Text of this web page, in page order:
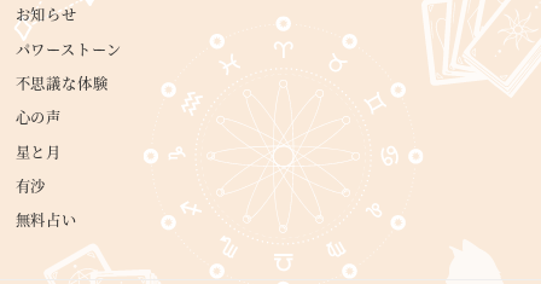
お知らせ
パワーストーン
不思議な体験
心の声
星と月
有沙
無料占い